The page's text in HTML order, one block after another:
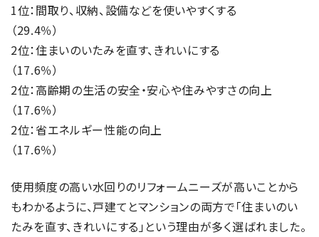
1位：間取り、収納、設備などを使いやすくする
（29.4％）
2位：住まいのいたみを直す、きれいにする
（17.6％）
2位：高齢期の生活の安全・安心や住みやすさの向上
（17.6％）
2位：省エネルギー性能の向上
（17.6％）
使用頻度の高い水回りのリフォームニーズが高いことから
もわかるように、戸建てとマンションの両方で「住まいのい
たみを直す、きれいにする」という理由が多く選ばれました。